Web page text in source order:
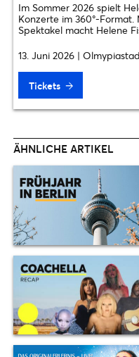
Im Sommer 2026 spielt
Konzerte im 360°-
Spektakel macht Helene
13. Juni 2026 |
Tickets
ÄHNLICHE ARTIKEL